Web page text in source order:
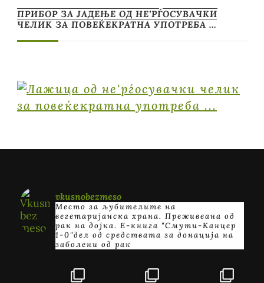
ПРИБОР ЗА ЈАДЕЊЕ ОД НЕ’РЃОСУВАЧКИ
ЧЕЛИК ЗА ПОВЕЌЕКРАТНА УПОТРЕБА …
vkusnobezmeso
Место за љубителите на
вегетаријанска храна. Преживеана од
рак на дојка. E-книга "Смути-Канцер
1-0"дел од средствата за донација на
заболени од рак